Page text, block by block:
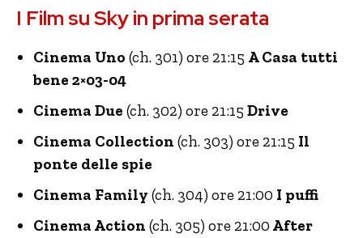
I Film su Sky in prima serata
Cinema Uno (ch. 301) ore 21:15 A Casa tutti
bene 2×03-04
Cinema Due (ch. 302) ore 21:15 Drive
Cinema Collection (ch. 303) ore 21:15 Il
ponte delle spie
Cinema Family (ch. 304) ore 21:00 I puffi
Cinema Action (ch. 305) ore 21:00 After